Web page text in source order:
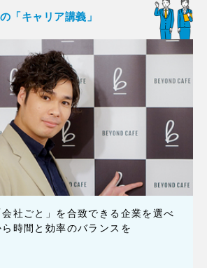
「キャリア講義」
会社ごと」を合致できる企業を選べ
ら時間と効率のバランスを